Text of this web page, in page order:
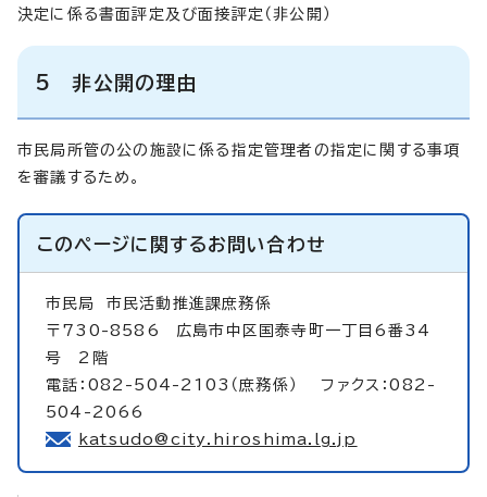
決定に係る書面評定及び面接評定（非公開）
5 非公開の理由
市民局所管の公の施設に係る指定管理者の指定に関する事項
を審議するため。
このページに関するお問い合わせ
市民局 市民活動推進課庶務係
〒730-8586 広島市中区国泰寺町一丁目6番34
号 2階
電話：082-504-2103（庶務係） ファクス：082-
504-2066
katsudo@city.hiroshima.lg.jp